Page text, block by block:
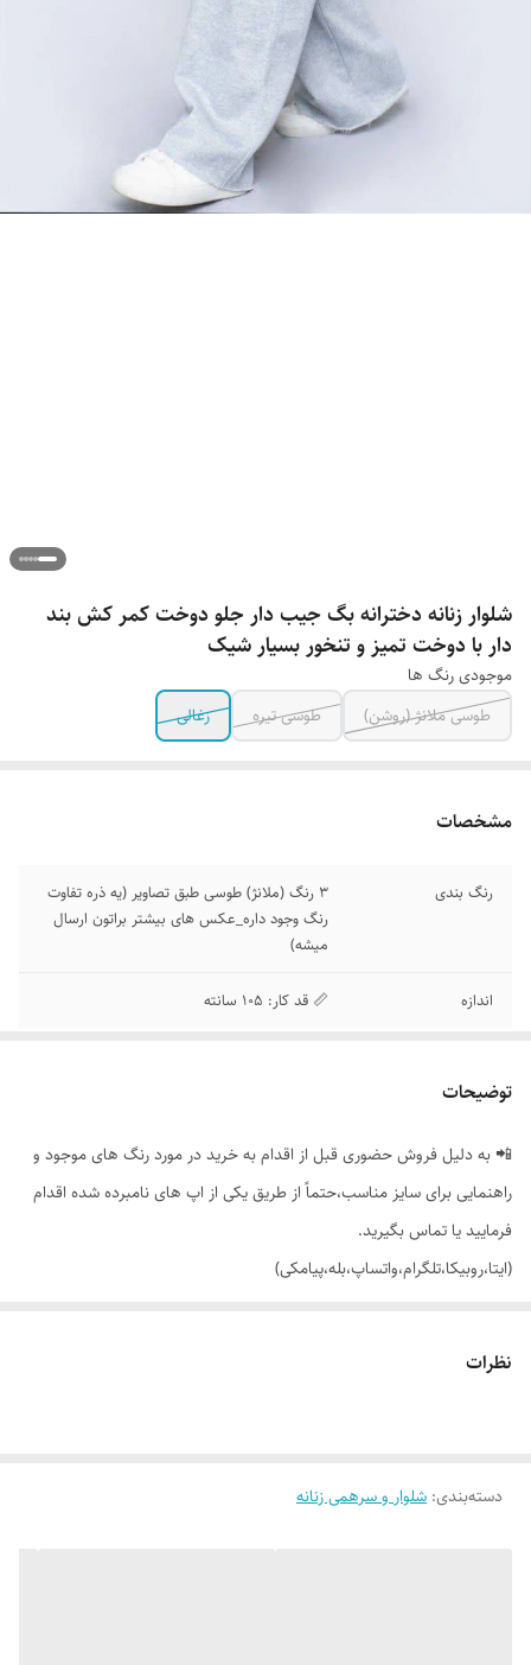
شلوار زنانه دخترانه بگ جیب دار جلو دوخت کمر کش بند
دار با دوخت تمیز و تنخور بسیار شیک
موجودی رنگ ها
طوسی ملانژ (روشن)
طوسی تیره زغالی
مشخصات
رنگ بندی
3 رنگ (ملانژ) طوسی طبق تصاویر (یه ذره تفاوت
رنگ وجود داره_عکس های بیشتر براتون ارسال
میشه)
اندازه 📏 قد کار: 105 سانته
توضیحات
📲 به دلیل فروش حضوری قبل از اقدام به خرید در مورد رنگ های موجود و
راهنمایی برای سایز مناسب،حتماً از طریق یکی از اپ های نامبرده شده اقدام
فرمایید یا تماس بگیرید.
(ایتا،روبیکا،تلگرام،واتساپ،بله،پیامکی)
🎨 رنگ بندیش: 3 رنگ (ملانژ) طوسی طبق تصویر (یه مقدار تفاوت رنگ وجود
نظرات
دسته‌بندی: شلوار و سرهمی زنانه